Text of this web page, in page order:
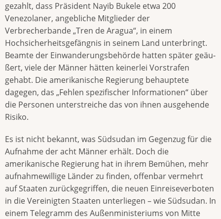
gezahlt, dass Präsident Nayib Bukele etwa 200
Venezolaner, angebliche Mitglieder der
Verbrecherbande „Tren de Aragua“, in ei­nem
Hochsicherheitsgefängnis in seinem Land unterbringt.
Beamte der Ein­wanderungsbehörde hatten später ge­äu­
ßert, viele der Männer hätten kei­nerlei Vorstrafen
gehabt. Die amerika­ni­sche Regierung behauptete
dagegen, das „Fehlen spezifischer Informationen“ über
die Personen unterstreiche das von ihnen ausgehende
Risiko.
Es ist nicht bekannt, was Südsudan im Gegenzug für die
Aufnahme der acht Männer erhält. Doch die
amerikanische Regierung hat in ihrem Bemühen, mehr
aufnahmewillige Länder zu finden, offenbar vermehrt
auf Staaten zurück­gegriffen, die neuen Einreiseverboten
in die Vereinigten Staaten unterliegen – wie Südsudan. In
einem Telegramm des Außenministeriums von Mitte